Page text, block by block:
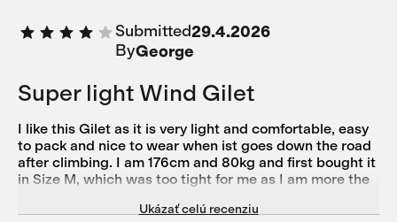
limity, no teraz v týchto jarných podmienkach +10°C so
studeným vetrom, kedy by už membrána nestíhala
materiálu nieje až taká akoby mohla vyznieť z popisu a
v lese si treba dávať pozor na kríky a tŕne. Zips je skvelý
zapína ako klasický a po rozopnutí spodného bežca sa
aj tak nedá zapnúť naspať jednou rukou vďaka silnej
gume v spodnej časti.
Submitted29.4.2026
ByGeorge
Super light Wind Gilet
I like this Gilet as it is very light and comfortable, easy
to pack and nice to wear when ist goes down the road
after climbing. I am 176cm and 80kg and first bought it
in Size M, which was too tight for me as I am more the
size L fits now perfectly. Customer Servikce Support
Ukázať celú recenziu